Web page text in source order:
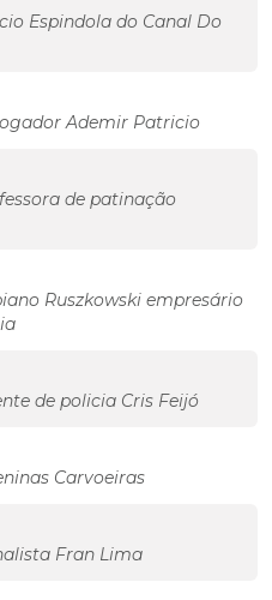
Espindola do Canal Do
Ademir Patricio
de patinação
Ruszkowski empresário
de policia Cris Feijó
Carvoeiras
Fran Lima